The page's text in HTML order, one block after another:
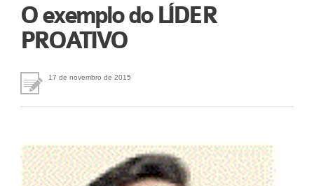
Abrangência
Contribuição Sindical 2026
Prestação de Contas
Central de Comunicação
Agenda
Fale Conosco
O exemplo do LÍDER
PROATIVO
17 de novembro de 2015